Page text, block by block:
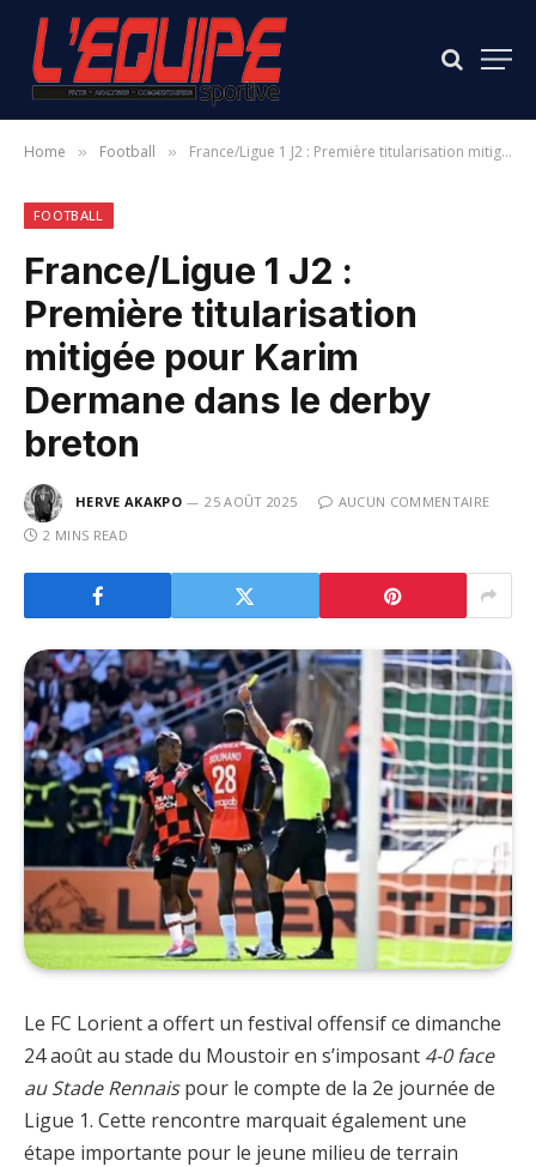
Home » Football » France/Ligue 1 J2 : Première titularisation mitigée pour Karim Dermane dans le derby breton
FOOTBALL
France/Ligue 1 J2 :
Première titularisation
mitigée pour Karim
Dermane dans le derby
breton
HERVE AKAKPO 25 AOÛT 2025
AUCUN COMMENTAIRE
2 MINS READ
Le FC Lorient a offert un festival offensif ce dimanche
24 août au stade du Moustoir en s’imposant 4-0 face
au Stade Rennaispour le compte de la 2e journée de
Ligue 1. Cette rencontre marquait également une
étape importante pour le jeune milieu de terrain